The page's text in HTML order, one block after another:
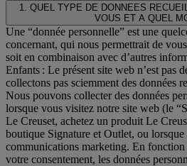
1. QUEL TYPE DE DONNEES
VOUS ET A QUEL
Une “donnée personnelle” est une
concernant, qui nous permettrait de
soit en combinaison avec d’autres
Enfants : Le présent site web n’est pas
collectons pas sciemment des données
Nous pouvons collecter des données
lorsque vous visitez notre site web (le
Le Creuset, achetez un produit Le
boutique Signature et Outlet, ou
communications marketing. En fonction
votre consentement, les données